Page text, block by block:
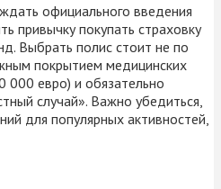
официального введения
привычку покупать страховку
Выбрать полис стоит не по
покрытием медицинских
000 евро) и обязательно
случай». Важно убедиться,
для популярных активностей,